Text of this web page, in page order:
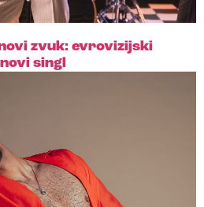
zvuk: evrovizijski
singl